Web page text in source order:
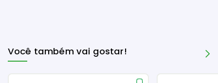
Você também vai gostar!